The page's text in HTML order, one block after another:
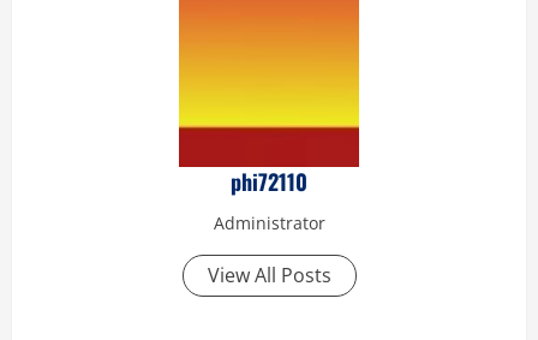
phi72110
Administrator
View All Posts